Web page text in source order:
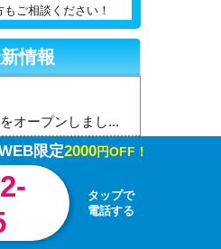
ご相談ください！
情報
オープンしまし...
ンネル開...
せ
限定2000円OFF！
タップで
電話する